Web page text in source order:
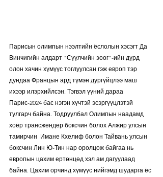
Парисын олимпын нээлтийн ёслолын хэсэгт Да
Винчигийн алдарт "Сүүлчийн зоог"-ийн дүрд
олон хачин хүмүүс тоглуулсан гэж европ тэр
дундаа Францын ард түмэн дургүйцлээ маш
ихээр илэрхийлсэн. Тэгвэл үүний дараа
Парис-2024 бас нэгэн хүчтэй эсэргүүцлэтэй
тулгарч байна. Тодруулбал Олимпын наадамд
хоёр трансжендер боксчин болох Алжир улсын
тамирчин  Имане Кхелиф болон Тайвань улсын
боксчин Лин Ю-Тин нар оролцож байгаа нь
европын цахим ертөнцөд хэл ам дагуулаад
байна. Цахим орчинд хүмүүс нийгэмд шударга ёс